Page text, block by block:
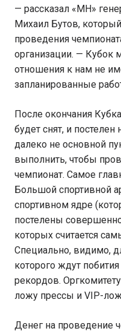
— рассказал «МН»
Михаил Бутов,
проведения
организации. — Кубок
отношения к нам не
запланированные
После окончания
будет снят, и
далеко не основной
выполнить, чтобы
чемпионат. Самое
Большой спортивной
спортивном ядре
постелены
которых считается
Специально, видимо,
которого ждут
рекордов.
ложу прессы и VIP-
Денег на проведение